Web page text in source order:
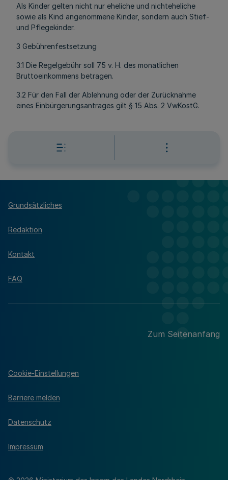
Als Kinder gelten nicht nur eheliche und nichteheliche
sowie als Kind angenommene Kinder, sondern auch Stief-
und Pflegekinder.
3 Gebührenfestsetzung
3.1 Die Regelgebühr soll 75 v. H. des monatlichen
Bruttoeinkommens betragen.
3.2 Für den Fall der Ablehnung oder der Zurücknahme
eines Einbürgerungsantrages gilt § 15 Abs. 2 VwKostG.
Grundsätzliches
Redaktion
Kontakt
FAQ
Zum Seitenanfang
Cookie-Einstellungen
Barriere melden
Datenschutz
Impressum